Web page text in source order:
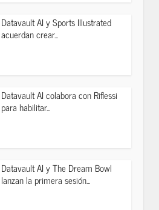
Datavault AI y Sports Illustrated
acuerdan crear...
Datavault AI colabora con Riflessi
para habilitar...
Datavault AI y The Dream Bowl
lanzan la primera sesión...